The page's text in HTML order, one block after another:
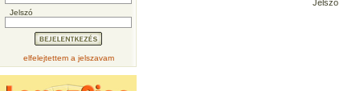
Jelszó
elfelejtettem a jelszavam
Jelszó